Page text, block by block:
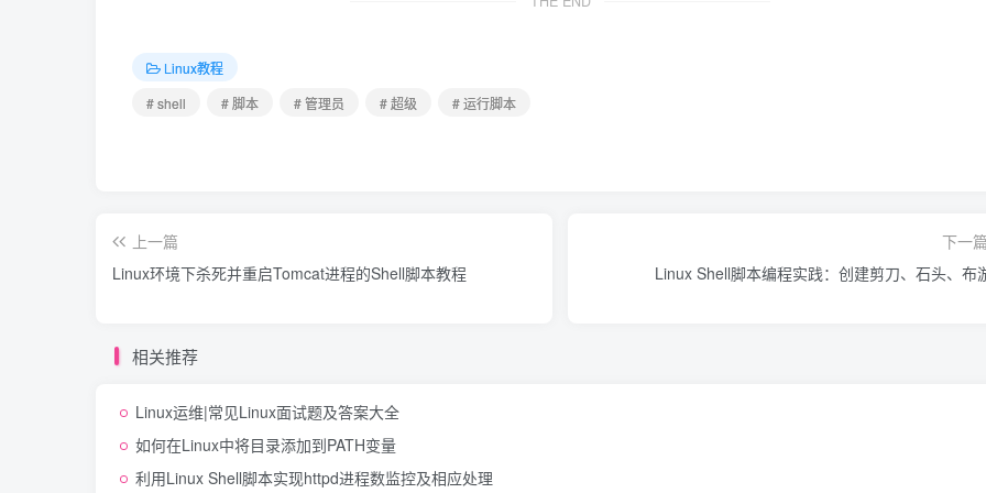
Linux教程
# shell
# 脚本 # 管理员 # 超级 # 运行脚本
上一篇
Linux环境下杀死并重启Tomcat进程的Shell脚本教程
下一
Linux Shell脚本编程实践：创建剪刀、石头、布
相关推荐
Linux运维|常见Linux面试题及答案大全
如何在Linux中将目录添加到PATH变量
利用Linux Shell脚本实现httpd进程数监控及相应处理